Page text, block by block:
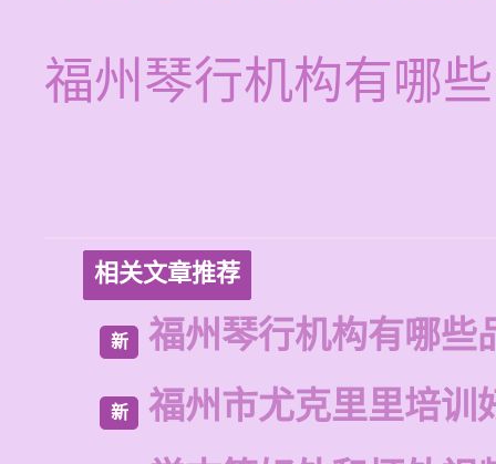
福州琴行机构有哪
相关文章推荐
新 福州琴行机构有哪些
新
福州市尤克里里培训